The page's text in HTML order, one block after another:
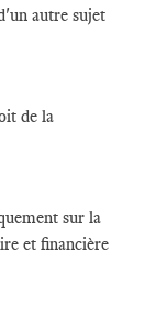
autre sujet
de la
sur la
et financière